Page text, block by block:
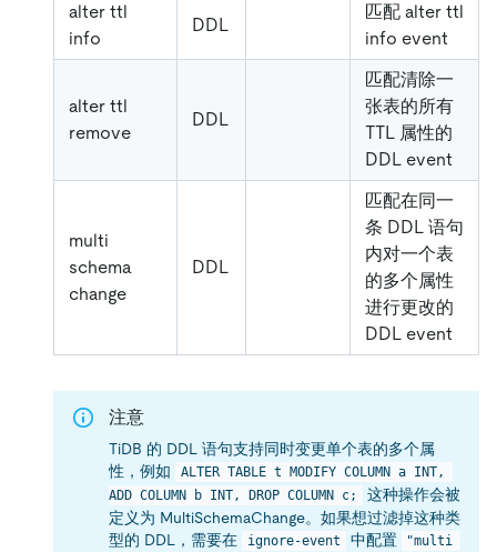
alter ttl
info
DDL
匹配 alter ttl
info event
alter ttl
remove
DDL
匹配清除一
张表的所有
TTL 属性的
DDL event
multi
schema
change
DDL
匹配在同一
条 DDL 语句
内对一个表
的多个属性
进行更改的
DDL event
注意
TiDB 的 DDL 语句支持同时变更单个表的多个属
性，例如
ALTER TABLE t MODIFY COLUMN a INT,
ADD COLUMN b INT, DROP COLUMN c;
这种操作会被
定义为 MultiSchemaChange。如果想过滤掉这种类
型的 DDL，需要在
ignore-event 中配置
"multi